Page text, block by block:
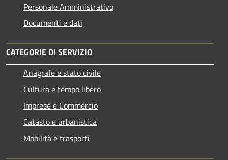
Personale Amministrativo
Documenti e dati
CATEGORIE DI SERVIZIO
Anagrafe e stato civile
Cultura e tempo libero
Imprese e Commercio
Catasto e urbanistica
Mobilità e trasporti